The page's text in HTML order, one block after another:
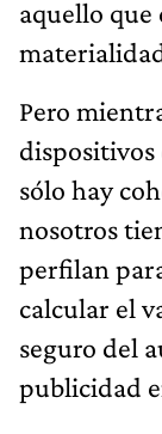
aquello que
Pero
sólo hay
nosotros
perfilan
calcular el
seguro del
publicidad